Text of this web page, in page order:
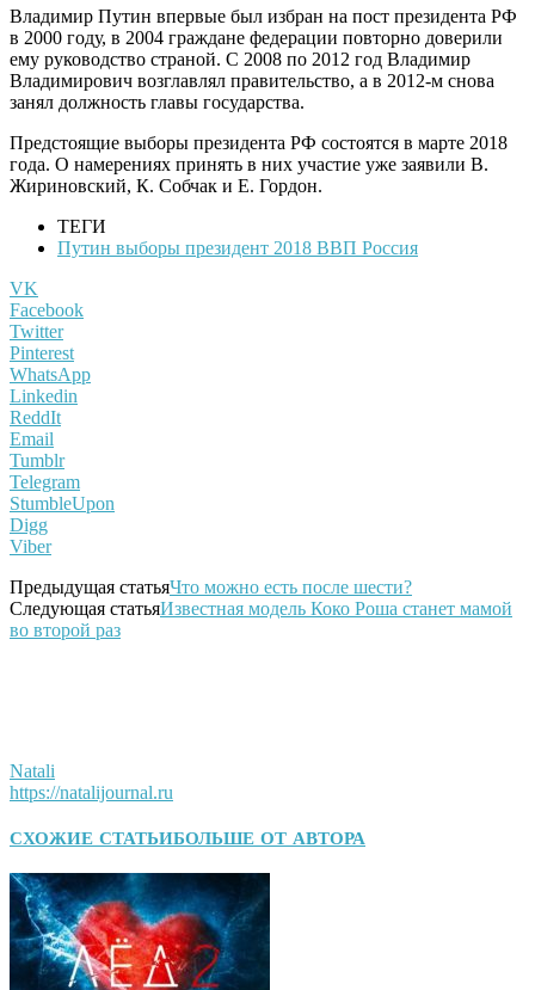
Владимир Путин впервые был избран на пост президента РФ
в 2000 году, в 2004 граждане федерации повторно доверили
ему руководство страной. С 2008 по 2012 год Владимир
Владимирович возглавлял правительство, а в 2012-м снова
занял должность главы государства.
Предстоящие выборы президента РФ состоятся в марте 2018
года. О намерениях принять в них участие уже заявили В.
Жириновский, К. Собчак и Е. Гордон.
ТЕГИ
Путин выборы президент 2018 ВВП Россия
VK
Facebook
Twitter
Pinterest
WhatsApp
Linkedin
ReddIt
Email
Tumblr
Telegram
StumbleUpon
Digg
Viber
Предыдущая статьяЧто можно есть после шести?
Следующая статьяИзвестная модель Коко Роша станет мамой
во второй раз
Natali
https://natalijournal.ru
СХОЖИЕ СТАТЬИБОЛЬШЕ ОТ АВТОРА